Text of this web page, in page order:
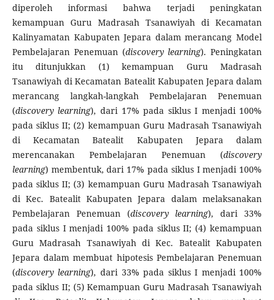
diperoleh informasi bahwa terjadi peningkatan
kemampuan Guru Madrasah Tsanawiyah di Kecamatan
Kalinyamatan Kabupaten Jepara dalam merancang Model
Pembelajaran Penemuan (discovery learning). Peningkatan
itu ditunjukkan (1) kemampuan Guru Madrasah
Tsanawiyah di Kecamatan Batealit Kabupaten Jepara dalam
merancang langkah-langkah Pembelajaran Penemuan
(discovery learning), dari 17% pada siklus I menjadi 100%
pada siklus II; (2) kemampuan Guru Madrasah Tsanawiyah
di Kecamatan Batealit Kabupaten Jepara dalam
merencanakan Pembelajaran Penemuan (discovery
learning) membentuk, dari 17% pada siklus I menjadi 100%
pada siklus II; (3) kemampuan Guru Madrasah Tsanawiyah
di Kec. Batealit Kabupaten Jepara dalam melaksanakan
Pembelajaran Penemuan (discovery learning), dari 33%
pada siklus I menjadi 100% pada siklus II; (4) kemampuan
Guru Madrasah Tsanawiyah di Kec. Batealit Kabupaten
Jepara dalam membuat hipotesis Pembelajaran Penemuan
(discovery learning), dari 33% pada siklus I menjadi 100%
pada siklus II; (5) Kemampuan Guru Madrasah Tsanawiyah